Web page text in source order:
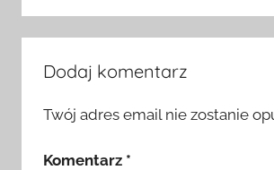
Dodaj komentarz
Twój adres email nie zostanie
Komentarz *